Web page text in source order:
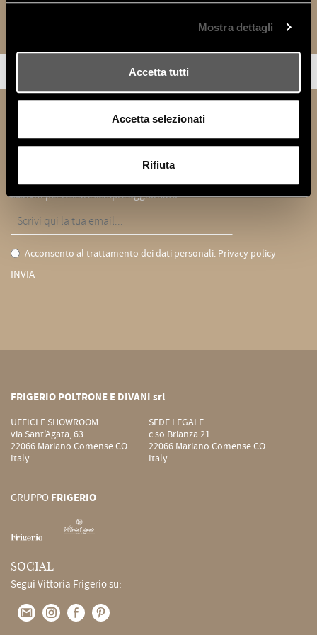
Mostra dettagli
Accetta tutti
Accetta selezionati
Rifiuta
Resta aggiornato sulle novità Vittoria Frigerio :
Iscriviti per restare sempre aggiornato:
Acconsento al trattamento dei dati personali. Privacy policy
INVIA
FRIGERIO POLTRONE E DIVANI srl
UFFICI E SHOWROOM
via Sant'Agata, 63
22066 Mariano Comense CO
Italy
SEDE LEGALE
c.so Brianza 21
22066 Mariano Comense CO
Italy
GRUPPO FRIGERIO
SOCIAL
Segui Vittoria Frigerio su: